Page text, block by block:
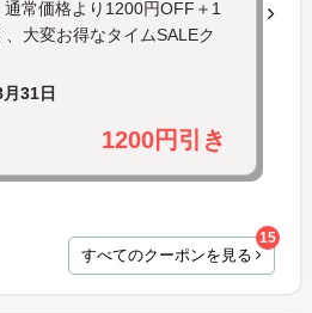
通常価格より1200円OFF＋1
大変お得なタイムSALEク
31日
1200円引き
すべてのクーポンを見る
15